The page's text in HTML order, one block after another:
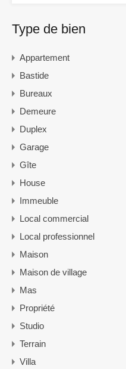
Type de bien
Appartement
Bastide
Bureaux
Demeure
Duplex
Garage
Gîte
House
Immeuble
Local commercial
Local professionnel
Maison
Maison de village
Mas
Propriété
Studio
Terrain
Villa